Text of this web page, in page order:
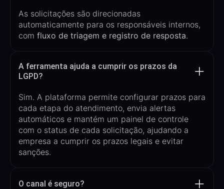
As solicitações são direcionadas
automaticamente para os responsáveis internos,
com fluxo de triagem e registro de resposta.
A ferramenta ajuda a cumprir os prazos da
LGPD?
Sim. A plataforma permite configurar prazos para
cada etapa do atendimento, envia alertas
automáticos e mantém um painel de controle
com o status de cada solicitação, ajudando a
empresa a cumprir os prazos legais e evitar
sanções.
O canal é seguro?